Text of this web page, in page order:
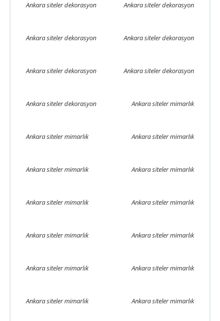
Ankara siteler dekorasyon Ankara siteler dekorasyon
Ankara siteler dekorasyon Ankara siteler dekorasyon
Ankara siteler dekorasyon Ankara siteler dekorasyon
Ankara siteler dekorasyon Ankara siteler mimarlık
Ankara siteler mimarlık Ankara siteler mimarlık
Ankara siteler mimarlık Ankara siteler mimarlık
Ankara siteler mimarlık Ankara siteler mimarlık
Ankara siteler mimarlık Ankara siteler mimarlık
Ankara siteler mimarlık Ankara siteler mimarlık
Ankara siteler mimarlık Ankara siteler mimarlık